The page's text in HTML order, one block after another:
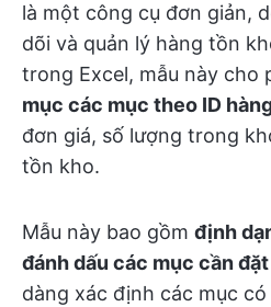
là một công cụ đơn giản,
dõi và quản lý hàng tồn
trong Excel, mẫu này cho
mục các mục theo ID
đơn giá, số lượng trong
tồn kho.
Mẫu này bao gồm định
đánh dấu các mục cần
dàng xác định các mục